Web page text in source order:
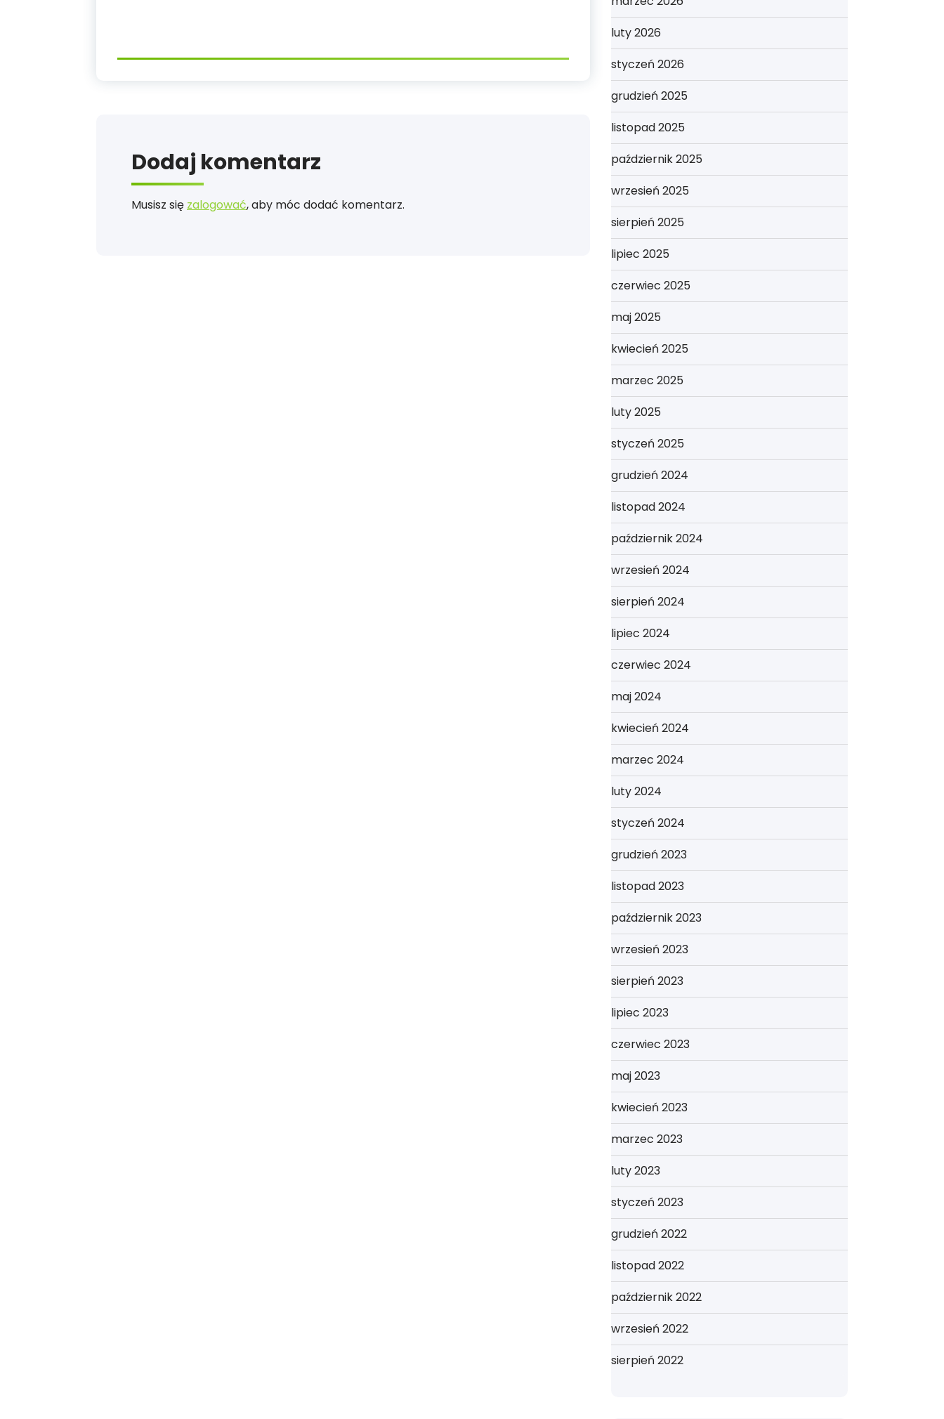
Dodaj komentarz
Musisz się zalogować, aby móc dodać komentarz.
luty 2026
styczeń 2026
grudzień 2025
listopad 2025
październik 2025
wrzesień 2025
sierpień 2025
lipiec 2025
czerwiec 2025
maj 2025
kwiecień 2025
marzec 2025
luty 2025
styczeń 2025
grudzień 2024
listopad 2024
październik 2024
wrzesień 2024
sierpień 2024
lipiec 2024
czerwiec 2024
maj 2024
kwiecień 2024
marzec 2024
luty 2024
styczeń 2024
grudzień 2023
listopad 2023
październik 2023
wrzesień 2023
sierpień 2023
lipiec 2023
czerwiec 2023
maj 2023
kwiecień 2023
marzec 2023
luty 2023
styczeń 2023
grudzień 2022
listopad 2022
październik 2022
wrzesień 2022
sierpień 2022